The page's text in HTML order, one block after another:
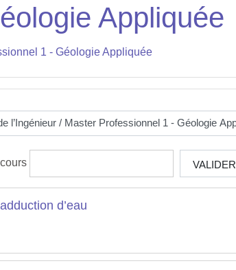
Appliquée
1 - Géologie Appliquée
VALIDER
d’eau